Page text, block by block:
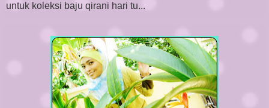
untuk koleksi baju qirani hari tu...